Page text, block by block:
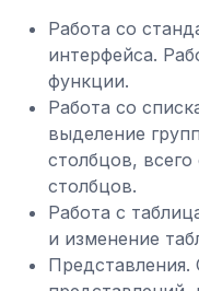
Работа со
интерфейса.
функции.
Работа со
выделение
столбцов, всего
столбцов.
Работа с
и изменение
Представления.